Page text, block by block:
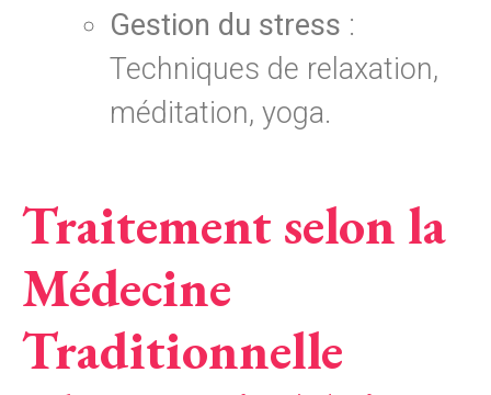
Gestion du stress :
Techniques de relaxation,
méditation, yoga.
Traitement selon la
Médecine
Traditionnelle